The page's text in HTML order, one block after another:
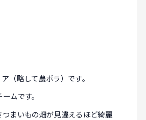
（略して農ボラ）です。
ムです。
まいもの畑が見違えるほど綺麗